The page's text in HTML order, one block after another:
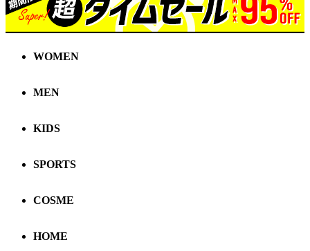
WOMEN
MEN
KIDS
SPORTS
COSME
HOME